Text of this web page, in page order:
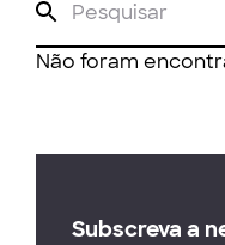
Não foram
Subscreva a